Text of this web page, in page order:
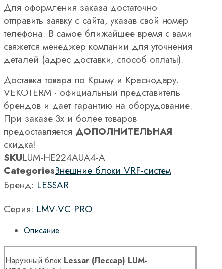
Для оформления заказа достаточно
отправить заявку с сайта, указав свой номер
телефона. В самое ближайшее время с вами
свяжется менеджер компании для уточнения
деталей (адрес доставки, способ оплаты).
Доставка товара по Крыму и Краснодару.
VEKOTERM - официальный представитель
брендов и дает гарантию на оборудование.
При заказе 3х и более товаров
предоставляется ДОПОЛНИТЕЛЬНАЯ
скидка!
SKULUM-HE224AUA4-A
CategoriesВнешние блоки VRF-систем
Бренд: LESSAR
Серия: LMV-VC PRO
Описание
Наружный блок Lessar (Лессар) LUM-